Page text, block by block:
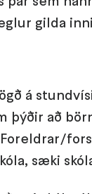
gilda
á
þýðir að
sæki